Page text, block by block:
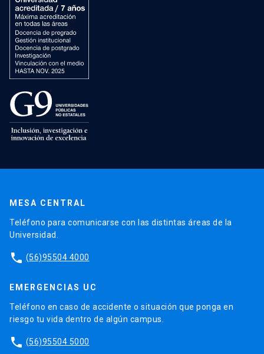
MESA CENTRAL
Teléfono para comunicarse con las distintas áreas de la
Universidad.
phone (56)95504 4000
EMERGENCIAS UC
Teléfono en caso de accidente o situación que ponga en
riesgo tu vida dentro de algún campus.
phone (56)95504 5000